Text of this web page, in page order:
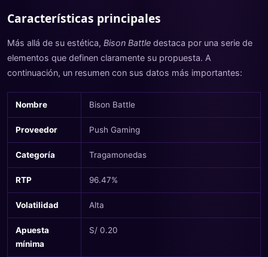
Características principales
Más allá de su estética, Bison Battle destaca por una serie de
elementos que definen claramente su propuesta. A
continuación, un resumen con sus datos más importantes:
Nombre Bison Battle
Proveedor Push Gaming
Categoría Tragamonedas
RTP 96.47%
Volatilidad Alta
Apuesta
mínima
S/ 0.20